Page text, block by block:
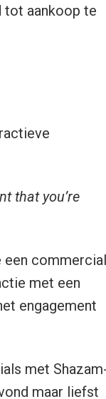
aankoop te
that you’re
een commercial
met een
engagement
met
maar liefst